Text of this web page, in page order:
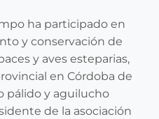
ha participado en
y conservación de
y aves esteparias,
en Córdoba de
pálido y aguilucho
de la asociación